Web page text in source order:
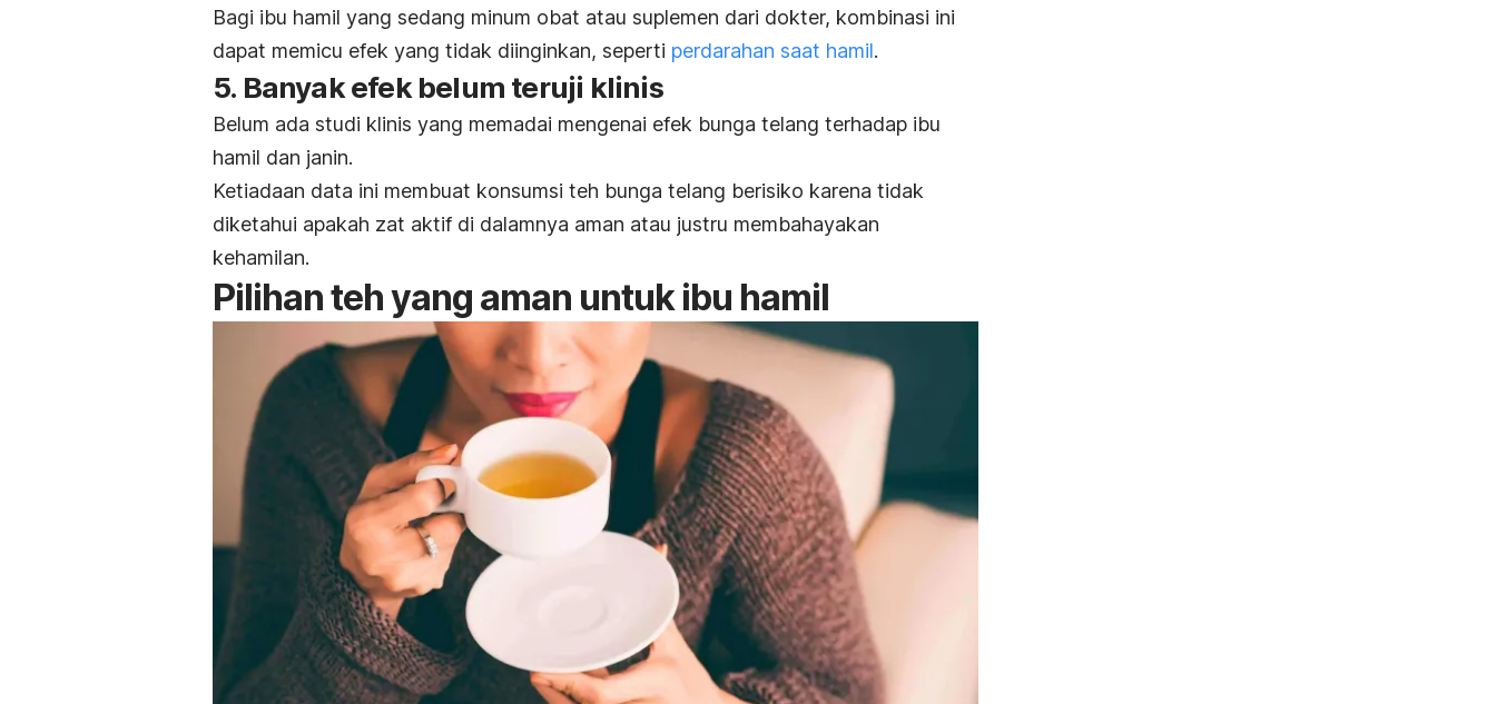
Bagi ibu hamil yang sedang minum obat atau suplemen dari dokter, kombinasi ini
dapat memicu efek yang tidak diinginkan, seperti perdarahan saat hamil.
5. Banyak efek belum teruji klinis
Belum ada studi klinis yang memadai mengenai efek bunga telang terhadap ibu
hamil dan janin.
Ketiadaan data ini membuat konsumsi teh bunga telang berisiko karena tidak
diketahui apakah zat aktif di dalamnya aman atau justru membahayakan
kehamilan.
Pilihan teh yang aman untuk ibu hamil